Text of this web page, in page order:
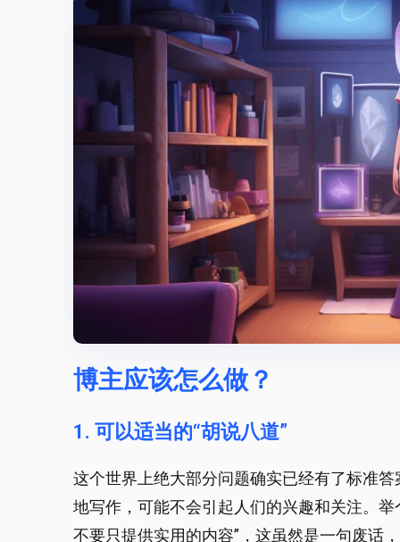
博主应该怎么做？
1. 可以适当的“胡说八道”
这个世界上绝大部分问题确实已经有了标准
地写作，可能不会引起人们的兴趣和关注。
不要只提供实用的内容”，这虽然是一句废话